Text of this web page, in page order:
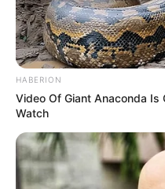
HABERION
Video Of Giant Anaconda Is
Watch